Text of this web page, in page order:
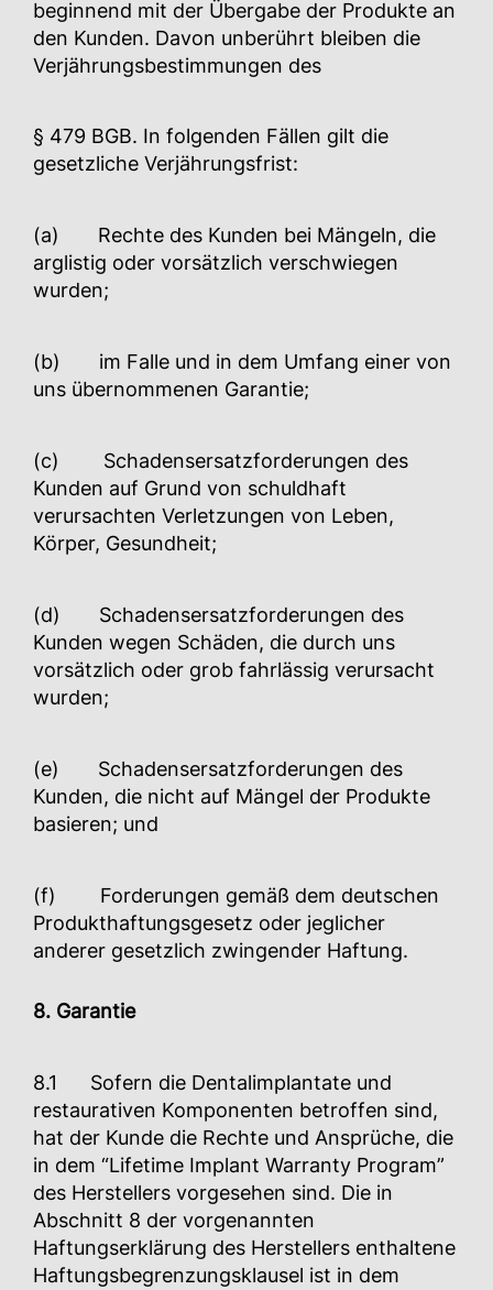
beginnend mit der Übergabe der Produkte an
den Kunden. Davon unberührt bleiben die
Verjährungsbestimmungen des
§ 479 BGB. In folgenden Fällen gilt die
gesetzliche Verjährungsfrist:
(a) Rechte des Kunden bei Mängeln, die
arglistig oder vorsätzlich verschwiegen
wurden;
(b) im Falle und in dem Umfang einer von
uns übernommenen Garantie;
(c) Schadensersatzforderungen des
Kunden auf Grund von schuldhaft
verursachten Verletzungen von Leben,
Körper, Gesundheit;
(d) Schadensersatzforderungen des
Kunden wegen Schäden, die durch uns
vorsätzlich oder grob fahrlässig verursacht
wurden;
(e) Schadensersatzforderungen des
Kunden, die nicht auf Mängel der Produkte
basieren; und
(f) Forderungen gemäß dem deutschen
Produkthaftungsgesetz oder jeglicher
anderer gesetzlich zwingender Haftung.
8. Garantie
8.1 Sofern die Dentalimplantate und
restaurativen Komponenten betroffen sind,
hat der Kunde die Rechte und Ansprüche, die
in dem “Lifetime Implant Warranty Program”
des Herstellers vorgesehen sind. Die in
Abschnitt 8 der vorgenannten
Haftungserklärung des Herstellers enthaltene
Haftungsbegrenzungsklausel ist in dem